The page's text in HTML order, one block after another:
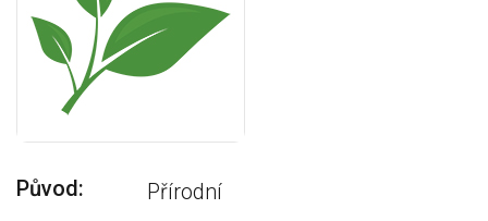
Původ:
Přírodní